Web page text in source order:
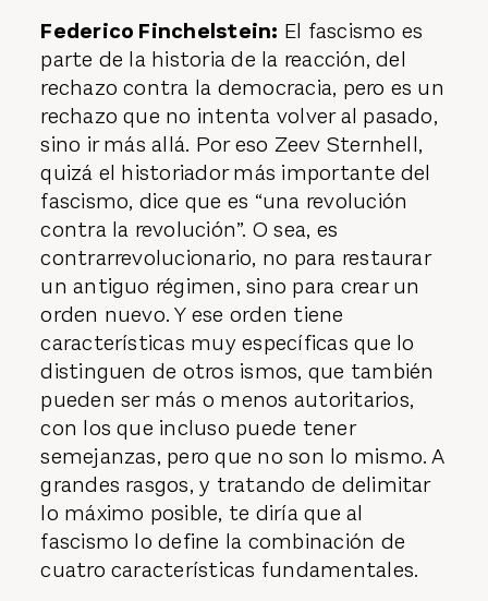
Federico Finchelstein: El fascismo es
parte de la historia de la reacción, del
rechazo contra la democracia, pero es un
rechazo que no intenta volver al pasado,
sino ir más allá. Por eso Zeev Sternhell,
quizá el historiador más importante del
fascismo, dice que es “una revolución
contra la revolución”. O sea, es
contrarrevolucionario, no para restaurar
un antiguo régimen, sino para crear un
orden nuevo. Y ese orden tiene
características muy específicas que lo
distinguen de otros ismos, que también
pueden ser más o menos autoritarios,
con los que incluso puede tener
semejanzas, pero que no son lo mismo. A
grandes rasgos, y tratando de delimitar
lo máximo posible, te diría que al
fascismo lo define la combinación de
cuatro características fundamentales.